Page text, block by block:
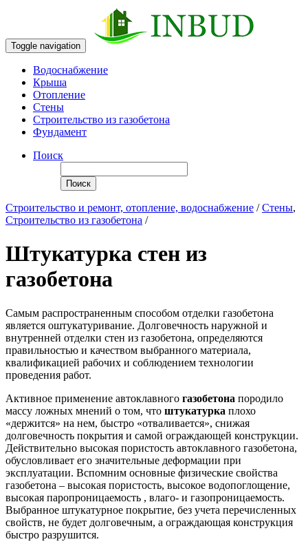
Toggle navigation
Водоснабжение
Крыша
Отопление
Стены
Строительство из газобетона
Фундамент
Поиск
Поиск
Строительство и ремонт, отопление, водоснабжение /Стены,
Строительство из газобетона /
Штукатурка стен из
газобетона
Самым распространенным способом отделки газобетона
является оштукатуривание. Долговечность наружной и
внутренней отделки стен из газобетона, определяются
правильностью и качеством выбранного материала,
квалификацией рабочих и соблюдением технологии
проведения работ.
Активное применение автоклавного газобетона породило
массу ложных мнений о том, что штукатурка плохо
«держится» на нем, быстро «отваливается», снижая
долговечность покрытия и самой ограждающей конструкции.
Действительно высокая пористость автоклавного газобетона,
обусловливает его значительные деформации при
эксплуатации. Вспомним основные физические свойства
газобетона – высокая пористость, высокое водопоглощение,
высокая паропроницаемость , влаго- и газопроницаемость.
Выбранное штукатурное покрытие, без учета перечисленных
свойств, не будет долговечным, а ограждающая конструкция
быстро разрушится.